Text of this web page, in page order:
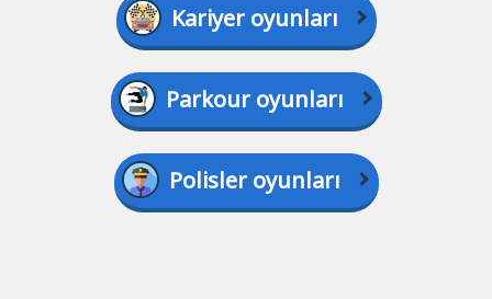
Kariyer oyunları
Parkour oyunları
Polisler oyunları